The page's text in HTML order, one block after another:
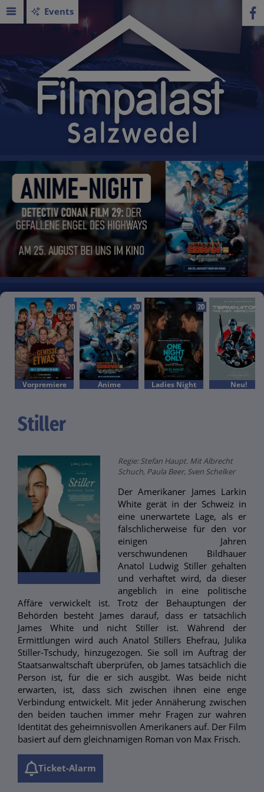
Events
2D
Vorpremiere
2D
Anime
2D
Ladies Night Neu!
Stiller
Regie: Stefan Haupt. Mit Albrecht
Schuch, Paula Beer, Sven Schelker
Der Amerikaner James Larkin
White gerät in der Schweiz in
eine unerwartete Lage, als er
fälschlicherweise für den vor
einigen Jahren
verschwundenen Bildhauer
Anatol Ludwig Stiller gehalten
und verhaftet wird, da dieser
angeblich in eine politische
Affäre verwickelt ist. Trotz der Behauptungen der
Behörden besteht James darauf, dass er tatsächlich
James White und nicht Stiller ist. Während der
Ermittlungen wird auch Anatol Stillers Ehefrau, Julika
Stiller-Tschudy, hinzugezogen. Sie soll im Auftrag der
Staatsanwaltschaft überprüfen, ob James tatsächlich die
Person ist, für die er sich ausgibt. Was beide nicht
erwarten, ist, dass sich zwischen ihnen eine enge
Verbindung entwickelt. Mit jeder Annäherung zwischen
den beiden tauchen immer mehr Fragen zur wahren
Identität des geheimnisvollen Amerikaners auf. Der Film
basiert auf dem gleichnamigen Roman von Max Frisch.
Ticket-Alarm